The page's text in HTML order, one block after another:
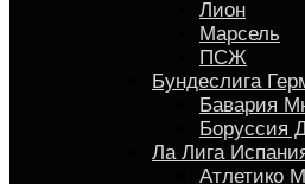
Лион
Марсель
ПСЖ
Бундеслига
Бавария
Боруссия
Ла Лига
Атлетико